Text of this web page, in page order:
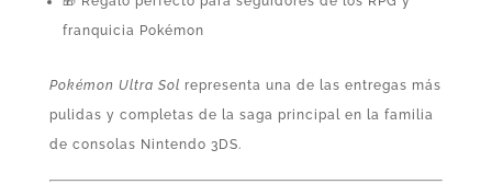
franquicia Pokémon
Pokémon Ultra Sol representa una de las entregas más
pulidas y completas de la saga principal en la familia
de consolas Nintendo 3DS.